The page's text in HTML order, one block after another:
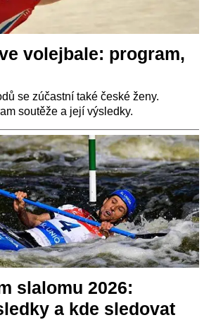
volejbale: program,
se zúčastní také české ženy.
soutěže a její výsledky.
slalomu 2026:
a kde sledovat